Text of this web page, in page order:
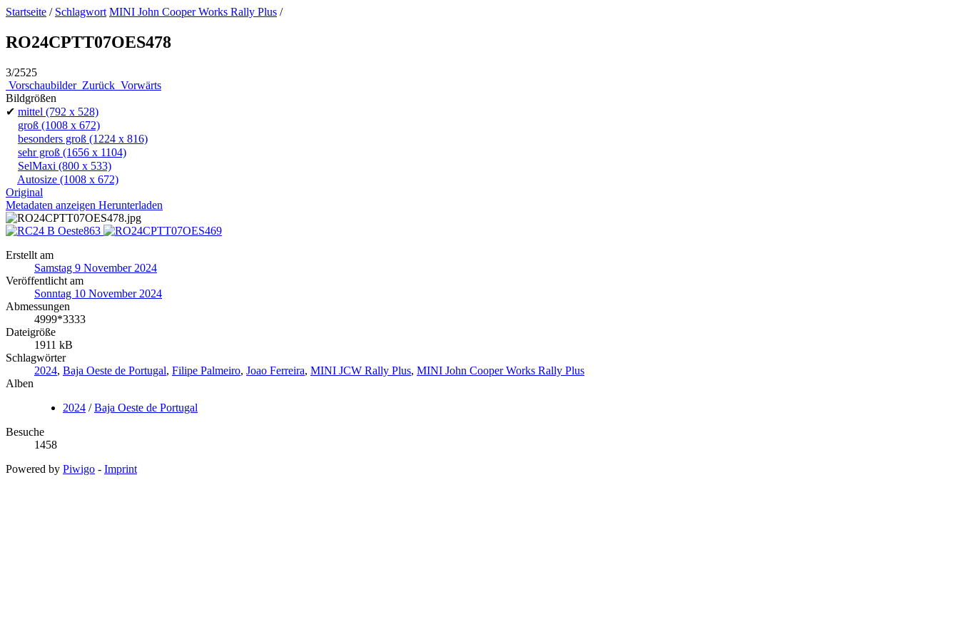
Startseite / Schlagwort MINI John Cooper Works Rally Plus /
RO24CPTT07OES478
3/2525
Vorschaubilder Zurück Vorwärts
Bildgrößen
✔ mittel (792 x 528)
groß (1008 x 672)
besonders groß (1224 x 816)
sehr groß (1656 x 1104)
SelMaxi (800 x 533)
Autosize (1008 x 672)
Original
Metadaten anzeigen Herunterladen
Erstellt am
Samstag 9 November 2024
Veröffentlicht am
Sonntag 10 November 2024
Abmessungen
4999*3333
Dateigröße
1911 kB
Schlagwörter
2024, Baja Oeste de Portugal, Filipe Palmeiro, Joao Ferreira, MINI JCW Rally Plus, MINI John Cooper Works Rally Plus
Alben
2024 /Baja Oeste de Portugal
Besuche
1458
Powered by Piwigo - Imprint